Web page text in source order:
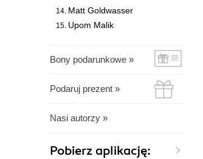
Matt Goldwasser
Upom Malik
Bony podarunkowe »
Podaruj prezent »
Nasi autorzy »
Pobierz aplikację: